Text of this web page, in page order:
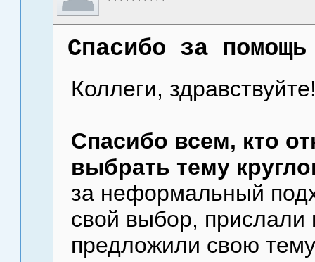
Спасибо за
Коллеги,
Спасибо всем, кто
выбрать тему
за неформальный
свой выбор,
предложили свою